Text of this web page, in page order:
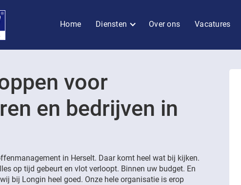
Home Diensten Over ons Vacatures
voor
en bedrijven in
in Herselt. Daar komt heel wat bij kijken.
op tijd gebeurt en vlot verloopt. Binnen uw budget. En
bij Longin heel goed. Onze hele organisatie is erop